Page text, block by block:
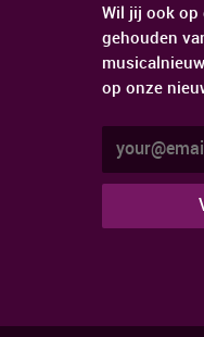
Wil jij ook op
gehouden
op onze